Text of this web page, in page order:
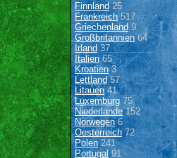
Finnland 25
Frankreich517
Griechenland9
Großbritannien64
Irland 37
Italien65
Kroatien3
Lettland57
Litauen41
Luxemburg 75
Niederlande152
Norwegen6
Oesterreich72
Polen 241
Portugal91